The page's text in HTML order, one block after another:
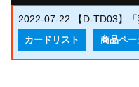
2022-07-22 【D-TD03】
カードリスト 商品ペー